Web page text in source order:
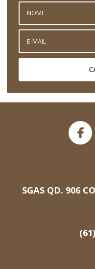
SGAS QD. 906